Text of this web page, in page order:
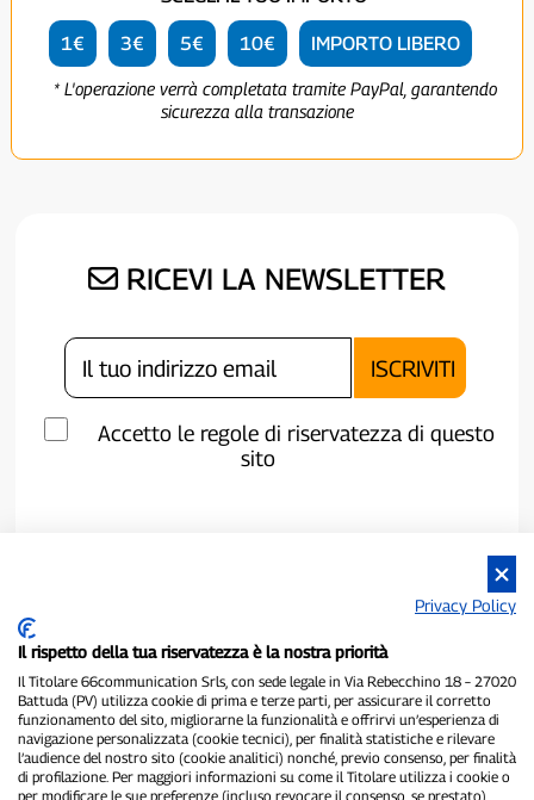
1€ 3€ 5€ 10€ IMPORTO LIBERO
* L'operazione verrà completata tramite PayPal, garantendo
sicurezza alla transazione
RICEVI LA NEWSLETTER
Accetto le regole di riservatezza di questo
sito
P300.it è una Testata Giornalistica indipendente
Registrazione numero 1/2021 del 1/2/2021 - Tribunale di Pavia
Privacy Policy
Il rispetto della tua riservatezza è la nostra priorità
Il Titolare 66communication Srls, con sede legale in Via Rebecchino 18 – 27020
Battuda (PV) utilizza cookie di prima e terze parti, per assicurare il corretto
funzionamento del sito, migliorarne la funzionalità e offrirvi un’esperienza di
navigazione personalizzata (cookie tecnici), per finalità statistiche e rilevare
l’audience del nostro sito (cookie analitici) nonché, previo consenso, per finalità
di profilazione. Per maggiori informazioni su come il Titolare utilizza i cookie o
per modificare le sue preferenze (incluso revocare il consenso, se prestato),